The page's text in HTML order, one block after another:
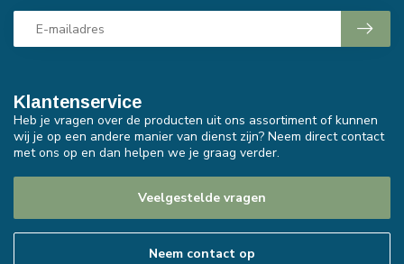
Klantenservice
Heb je vragen over de producten uit ons assortiment of kunnen
wij je op een andere manier van dienst zijn? Neem direct contact
met ons op en dan helpen we je graag verder.
Veelgestelde vragen
Neem contact op